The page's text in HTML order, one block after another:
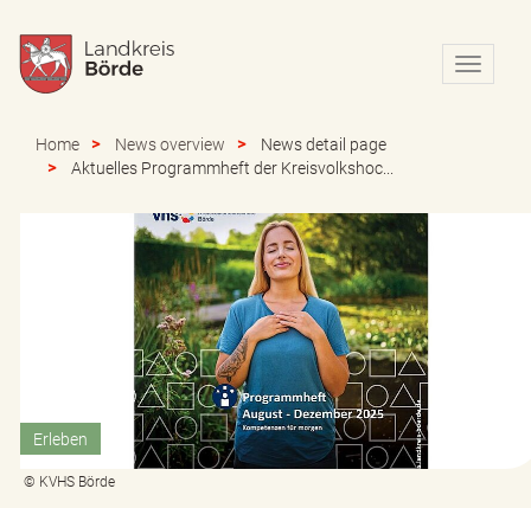
N
a
Home News overview
News detail page
Aktuelles Programmheft der Kreisvolkshoc...
Erleben
© KVHS Börde